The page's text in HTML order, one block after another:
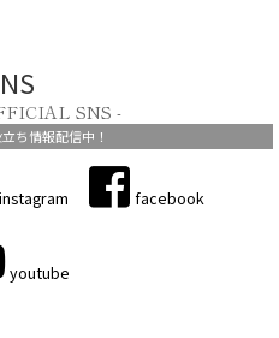
SNS -
ち情報配信中！
instagram facebook
youtube